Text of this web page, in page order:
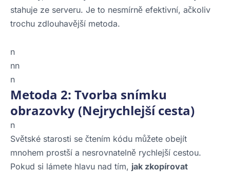
stahuje ze serveru. Je to nesmírně efektivní, ačkoliv
trochu zdlouhavější metoda.
n
nn
n
Metoda 2: Tvorba snímku
obrazovky (Nejrychlejší cesta)
n
Světské starosti se čtením kódu můžete obejít
mnohem prostší a nesrovnatelně rychlejší cestou.
Pokud si lámete hlavu nad tím, jak zkopírovat